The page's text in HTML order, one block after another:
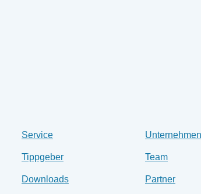
Service
Tippgeber
Downloads
Unternehmen
Team
Partner